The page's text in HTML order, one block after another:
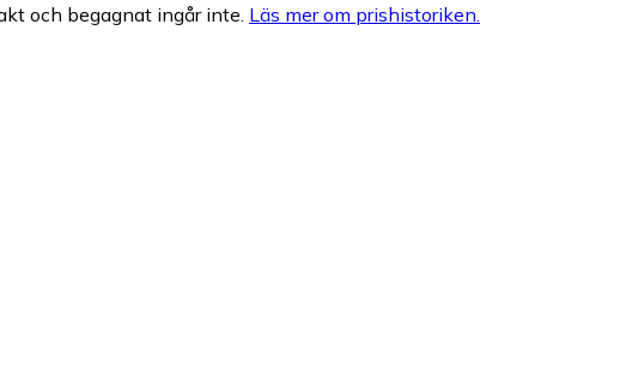
och begagnat ingår inte. Läs mer om prishistoriken.